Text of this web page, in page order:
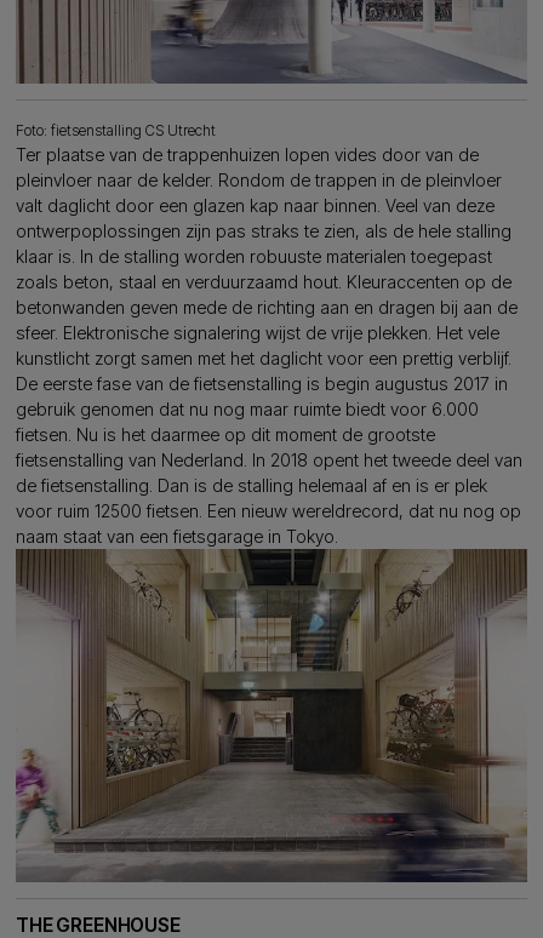
Foto: fietsenstalling CS Utrecht
Ter plaatse van de trappenhuizen lopen vides door van de
pleinvloer naar de kelder. Rondom de trappen in de pleinvloer
valt daglicht door een glazen kap naar binnen. Veel van deze
ontwerpoplossingen zijn pas straks te zien, als de hele stalling
klaar is. In de stalling worden robuuste materialen toegepast
zoals beton, staal en verduurzaamd hout. Kleuraccenten op de
betonwanden geven mede de richting aan en dragen bij aan de
sfeer. Elektronische signalering wijst de vrije plekken. Het vele
kunstlicht zorgt samen met het daglicht voor een prettig verblijf.
De eerste fase van de fietsenstalling is begin augustus 2017 in
gebruik genomen dat nu nog maar ruimte biedt voor 6.000
fietsen. Nu is het daarmee op dit moment de grootste
fietsenstalling van Nederland. In 2018 opent het tweede deel van
de fietsenstalling. Dan is de stalling helemaal af en is er plek
voor ruim 12500 fietsen. Een nieuw wereldrecord, dat nu nog op
naam staat van een fietsgarage in Tokyo.
THE GREENHOUSE